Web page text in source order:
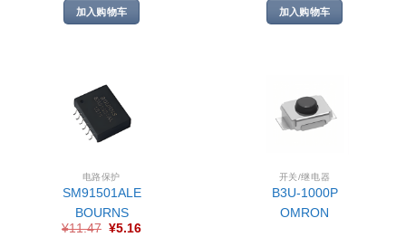
加入购物车 加入购物车
电路保护
SM91501ALE
BOURNS
¥11.47 ¥5.16
开关/继电器
B3U-1000P
OMRON